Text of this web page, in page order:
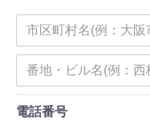
電話番号